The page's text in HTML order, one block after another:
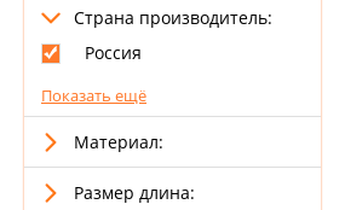
Страна производитель:
Россия
Показать ещё
Материал:
Размер длина: